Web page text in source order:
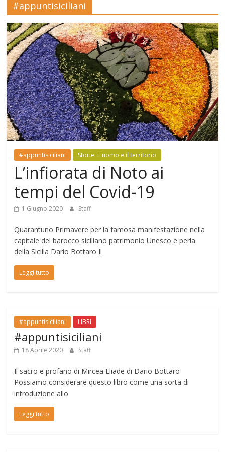
Mensile
di
arte,
cultura,
turismo
e
curiosità
#appuntisiciliani
#appuntisiciliani Storie. L'uomo e il territorio
L’infiorata di Noto ai
tempi del Covid-19
1 Giugno 2020 Staff
Quarantuno Primavere per la famosa manifestazione nella
capitale del barocco siciliano patrimonio Unesco e perla
della Sicilia Dario Bottaro Il
Leggi tutto
#appuntisiciliani LIBRI
#appuntisiciliani
18 Aprile 2020 Staff
Il sacro e profano di Mircea Eliade di Dario Bottaro
Possiamo considerare questo libro come una sorta di
introduzione allo
Leggi tutto